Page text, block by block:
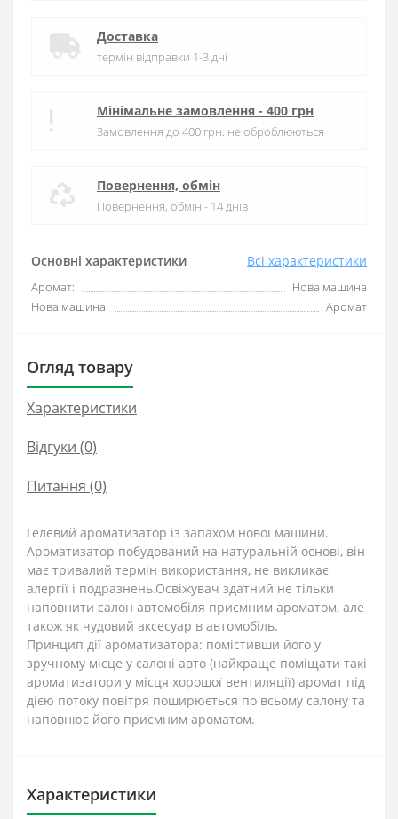
Основні характеристики Всі характеристики
Аромат:
Нова машина
Нова машина:
Аромат
Доставка
термін відправки 1-3 дні
Мінімальне замовлення - 400 грн
Замовлення до 400 грн. не оброблюються
Повернення, обмін
Повернення, обмін - 14 днів
Огляд товару
Характеристики
Відгуки (0)
Питання (0)
Гелевий ароматизатор із запахом нової машини.
Ароматизатор побудований на натуральній основі, він
має тривалий термін використання, не викликає
алергії і подразнень.Освіжувач здатний не тільки
наповнити салон автомобіля приємним ароматом, але
також як чудовий аксесуар в автомобіль.
Принцип дії ароматизатора: помістивши його у
зручному місце у салоні авто (найкраще поміщати такі
ароматизатори у місця хорошої вентиляції) аромат під
дією потоку повітря поширюється по всьому салону та
наповнює його приємним ароматом.
Характеристики